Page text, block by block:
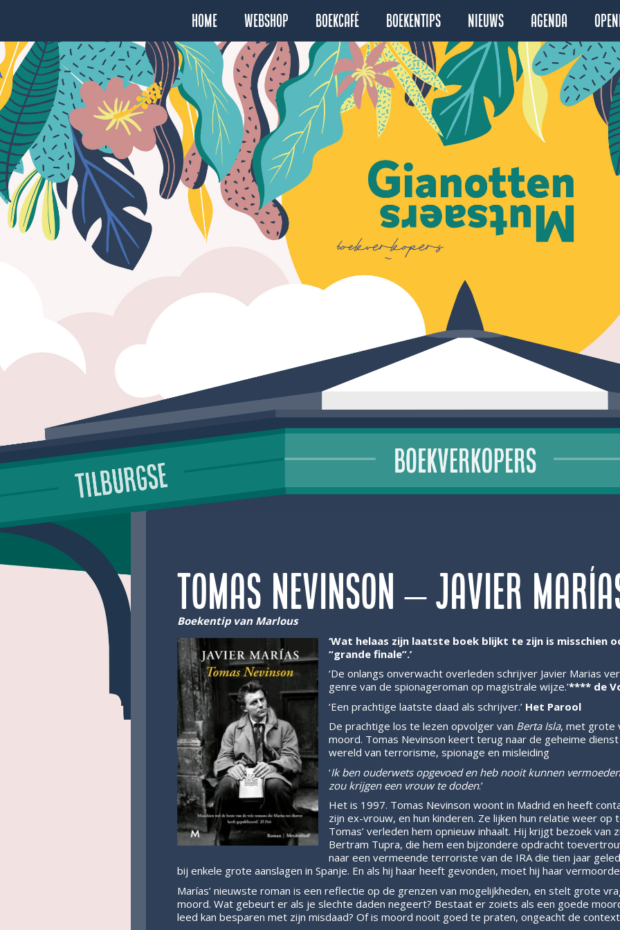
Home Webshop Boekcafé Boekentips Nieuws Agenda
Tomas Nevinson – Javier
Boekentip van Marlous
‘Wat helaas zijn laatste boek blijkt te zijn is misschien
“grande finale”.’
‘De onlangs onverwacht overleden schrijver Javier Marias
genre van de spionageroman op magistrale wijze.’**** de
‘Een prachtige laatste daad als schrijver.’ Het Parool
De prachtige los te lezen opvolger van Berta Isla, met grote
moord. Tomas Nevinson keert terug naar de geheime
wereld van terrorisme, spionage en misleiding
‘Ik ben ouderwets opgevoed en heb nooit kunnen
zou krijgen een vrouw te doden.’
Het is 1997. Tomas Nevinson woont in Madrid en heeft
zijn ex-vrouw, en hun kinderen. Ze lijken hun relatie weer op
Tomas’ verleden hem opnieuw inhaalt. Hij krijgt bezoek van
Bertram Tupra, die hem een bijzondere opdracht
naar een vermeende terroriste van de IRA die tien jaar
bij enkele grote aanslagen in Spanje. En als hij haar heeft gevonden, moet hij haar
Marías’ nieuwste roman is een reflectie op de grenzen van mogelijkheden, en stelt grote
moord. Wat gebeurt er als je slechte daden negeert? Bestaat er zoiets als een goede
leed kan besparen met zijn misdaad? Of is moord nooit goed te praten, ongeacht de